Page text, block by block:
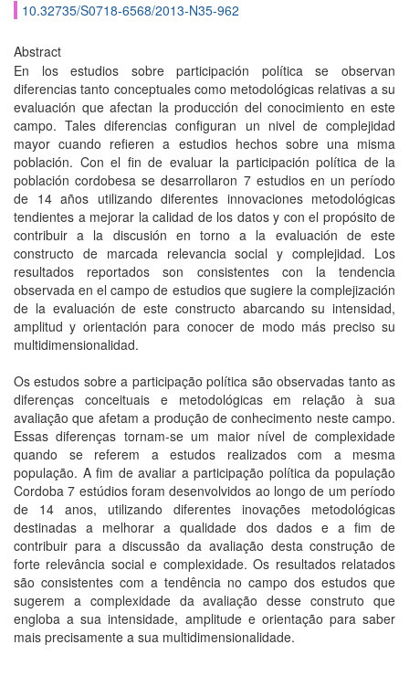
10.32735/S0718-6568/2013-N35-962
Abstract
En los estudios sobre participación política se observan
diferencias tanto conceptuales como metodológicas relativas a su
evaluación que afectan la producción del conocimiento en este
campo. Tales diferencias configuran un nivel de complejidad
mayor cuando refieren a estudios hechos sobre una misma
población. Con el fin de evaluar la participación política de la
población cordobesa se desarrollaron 7 estudios en un período
de 14 años utilizando diferentes innovaciones metodológicas
tendientes a mejorar la calidad de los datos y con el propósito de
contribuir a la discusión en torno a la evaluación de este
constructo de marcada relevancia social y complejidad. Los
resultados reportados son consistentes con la tendencia
observada en el campo de estudios que sugiere la complejización
de la evaluación de este constructo abarcando su intensidad,
amplitud y orientación para conocer de modo más preciso su
multidimensionalidad.
Os estudos sobre a participação política são observadas tanto as
diferenças conceituais e metodológicas em relação à sua
avaliação que afetam a produção de conhecimento neste campo.
Essas diferenças tornam-se um maior nível de complexidade
quando se referem a estudos realizados com a mesma
população. A fim de avaliar a participação política da população
Cordoba 7 estúdios foram desenvolvidos ao longo de um período
de 14 anos, utilizando diferentes inovações metodológicas
destinadas a melhorar a qualidade dos dados e a fim de
contribuir para a discussão da avaliação desta construção de
forte relevância social e complexidade. Os resultados relatados
são consistentes com a tendência no campo dos estudos que
sugerem a complexidade da avaliação desse construto que
engloba a sua intensidade, amplitude e orientação para saber
mais precisamente a sua multidimensionalidade.